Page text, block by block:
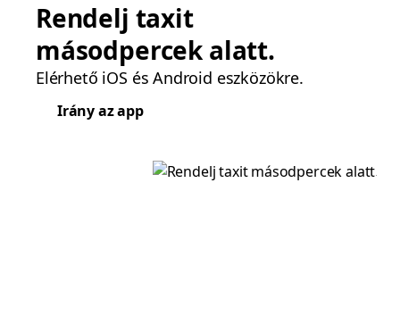
Rendelj taxit
másodpercek alatt.
Elérhető iOS és Android eszközökre.
Irány az app